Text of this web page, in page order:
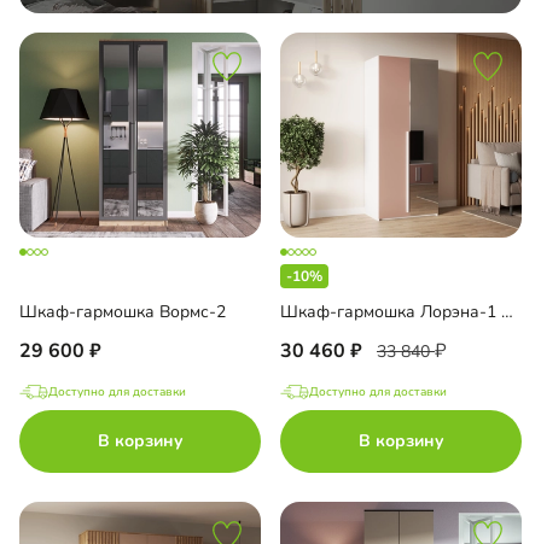
Шкаф-гармошка Вормс-2
29 600
Доступно для доставки
В корзину
-10%
Шкаф-гармошка Лорэна-1 Премиум Тип 3
30 460 33 840
Доступно для доставки
В корзину